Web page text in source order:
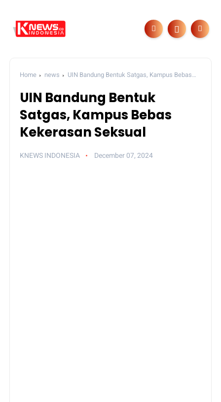
Home news
UIN Bandung Bentuk Satgas, Kampus Bebas
UIN Bandung Bentuk
Satgas, Kampus Bebas
Kekerasan Seksual
KNEWS INDONESIA December 07, 2024